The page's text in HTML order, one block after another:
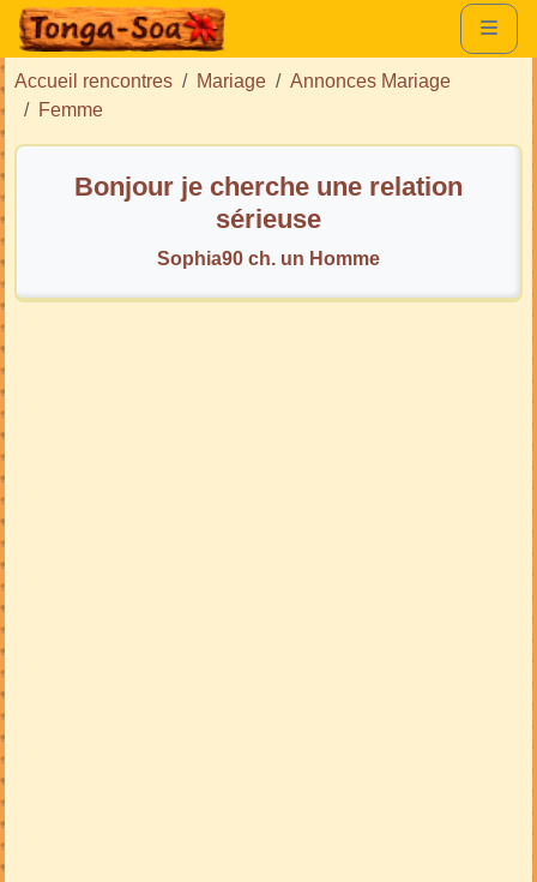
Accueil rencontres Mariage
Annonces Mariage
Femme
Bonjour je cherche une relation
sérieuse
Sophia90 ch. un Homme